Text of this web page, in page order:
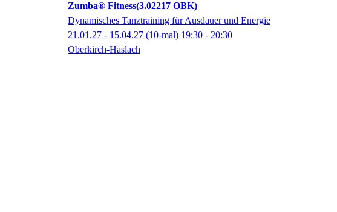
Zumba® Fitness 3.02217 OBK
Dynamisches Tanztraining für Ausdauer und Energie
21.01.27 - 15.04.27 (10-mal) 19:30 - 20:30
Oberkirch-Haslach